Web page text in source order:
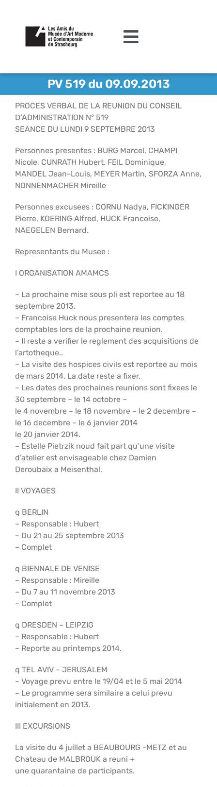
contenu
Toggle
L’association
Agenda
Actualités
Editions
Le MAMCS
Contact
PV 519 du 09.09.2013
PROCES VERBAL DE LA REUNION DU CONSEIL
D’ADMINISTRATION N° 519
SEANCE DU LUNDI 9 SEPTEMBRE 2013
Personnes presentes : BURG Marcel, CHAMPI
Nicole, CUNRATH Hubert, FEIL Dominique,
MANDEL Jean-Louis, MEYER Martin, SFORZA Anne,
NONNENMACHER Mireille
Personnes excusees : CORNU Nadya, FICKINGER
Pierre, KOERING Alfred, HUCK Francoise,
NAEGELEN Bernard.
Representants du Musee :
I ORGANISATION AMAMCS
– La prochaine mise sous pli est reportee au 18
septembre 2013.
– Francoise Huck nous presentera les comptes
comptables lors de la prochaine reunion.
– Il reste a verifier le reglement des acquisitions de
l’artotheque..
– La visite des hospices civils est reportee au mois
de mars 2014. La date reste a fixer.
– Les dates des prochaines reunions sont fixees le
30 septembre – le 14 octobre –
le 4 novembre – le 18 novembre – le 2 decembre –
le 16 decembre – le 6 janvier 2014
le 20 janvier 2014.
– Estelle Pietrzik noud fait part qu’une visite
d’atelier est envisageable chez Damien
Deroubaix a Meisenthal.
II VOYAGES
q BERLIN
– Responsable : Hubert
– Du 21 au 25 septembre 2013
– Complet
q BIENNALE DE VENISE
– Responsable : Mireille
– Du 7 au 11 novembre 2013
– Complet
q DRESDEN – LEIPZIG
– Responsable : Hubert
– Reporte au printemps 2014.
q TEL AVIV – JERUSALEM
– Voyage prevu entre le 19/04 et le 5 mai 2014
– Le programme sera similaire a celui prevu
initialement en 2013.
III EXCURSIONS
La visite du 4 juillet a BEAUBOURG -METZ et au
Chateau de MALBROUK a reuni +
une quarantaine de participants.